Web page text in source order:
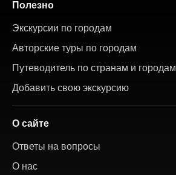
Полезно
Экскурсии по городам
Авторские туры по городам
Путеводитель по странам и городам
Добавить свою экскурсию
О сайте
Ответы на вопросы
О нас